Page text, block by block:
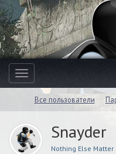
Toggle
navigation
Все пользователи
Snayder
Nothing Else Matter